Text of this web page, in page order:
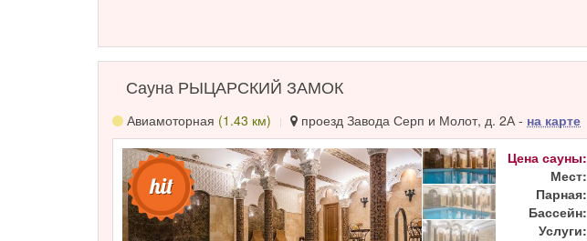
Сауна РЫЦАРСКИЙ ЗАМОК
Авиамоторная (1.43 км) проезд Завода Серп и Молот, д. 2А - на карте
Цена сауны:
Мест:
Парная:
Бассейн:
Услуги: